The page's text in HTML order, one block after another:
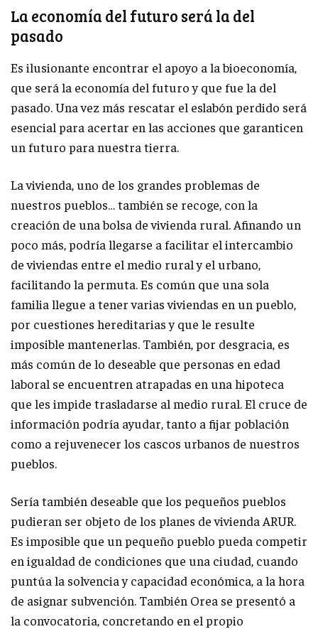
La economía del futuro será la del
pasado
Es ilusionante encontrar el apoyo a la bioeconomía,
que será la economía del futuro y que fue la del
pasado. Una vez más rescatar el eslabón perdido será
esencial para acertar en las acciones que garanticen
un futuro para nuestra tierra.
La vivienda, uno de los grandes problemas de
nuestros pueblos… también se recoge, con la
creación de una bolsa de vivienda rural. Afinando un
poco más, podría llegarse a facilitar el intercambio
de viviendas entre el medio rural y el urbano,
facilitando la permuta. Es común que una sola
familia llegue a tener varias viviendas en un pueblo,
por cuestiones hereditarias y que le resulte
imposible mantenerlas. También, por desgracia, es
más común de lo deseable que personas en edad
laboral se encuentren atrapadas en una hipoteca
que les impide trasladarse al medio rural. El cruce de
información podría ayudar, tanto a fijar población
como a rejuvenecer los cascos urbanos de nuestros
pueblos.
Sería también deseable que los pequeños pueblos
pudieran ser objeto de los planes de vivienda ARUR.
Es imposible que un pequeño pueblo pueda competir
en igualdad de condiciones que una ciudad, cuando
puntúa la solvencia y capacidad económica, a la hora
de asignar subvención. También Orea se presentó a
la convocatoria, concretando en el propio